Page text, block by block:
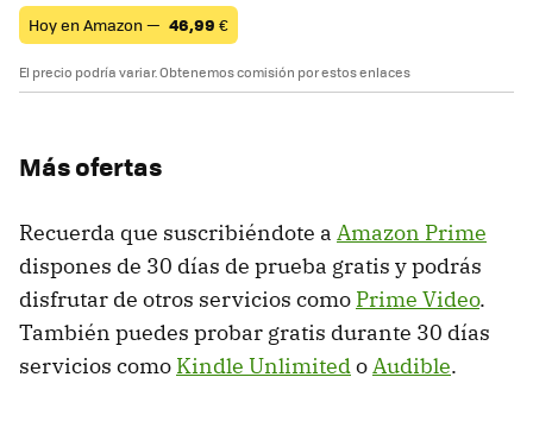
Hoy en Amazon — 46,99 €
El precio podría variar. Obtenemos comisión por estos enlaces
Más ofertas
Recuerda que suscribiéndote a Amazon Prime
dispones de 30 días de prueba gratis y podrás
disfrutar de otros servicios como Prime Video.
También puedes probar gratis durante 30 días
servicios como Kindle UnlimitedoAudible.